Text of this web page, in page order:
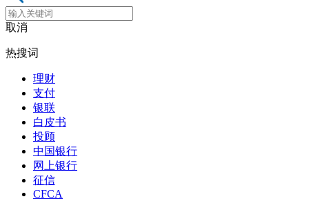
取消
热搜词
理财
支付
银联
白皮书
投顾
中国银行
网上银行
征信
CFCA